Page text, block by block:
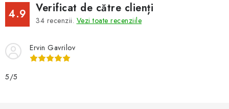
4.9 Verificat de către clienți
34 recenzii. Vezi toate recenziile
Ervin Gavrilov
5/5